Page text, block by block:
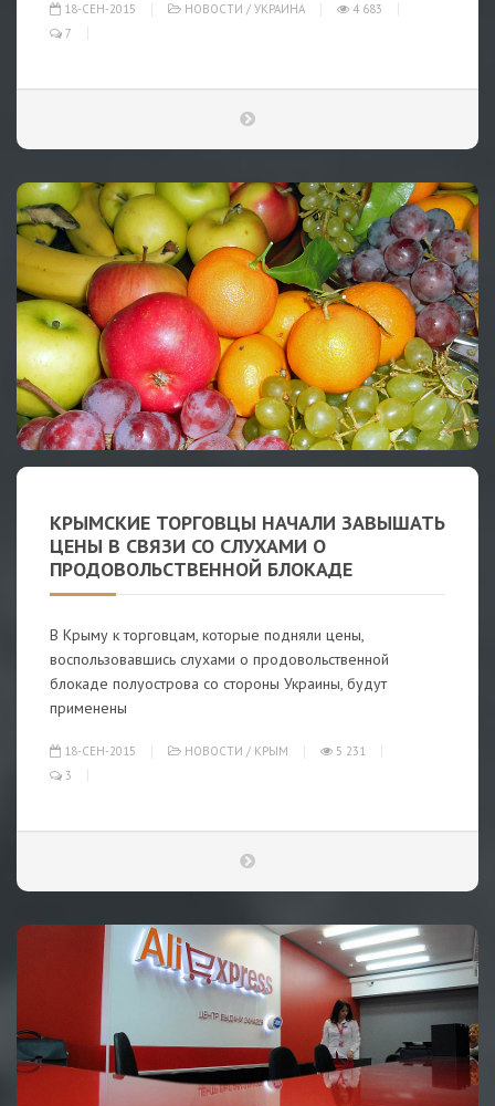
18-СЕН-2015 НОВОСТИ / УКРАИНА
4 683
7
КРЫМСКИЕ ТОРГОВЦЫ НАЧАЛИ ЗАВЫШАТЬ
ЦЕНЫ В СВЯЗИ СО СЛУХАМИ О
ПРОДОВОЛЬСТВЕННОЙ БЛОКАДЕ
В Крыму к торговцам, которые подняли цены,
воспользовавшись слухами о продовольственной
блокаде полуострова со стороны Украины, будут
применены
18-СЕН-2015 НОВОСТИ / КРЫМ
5 231
3